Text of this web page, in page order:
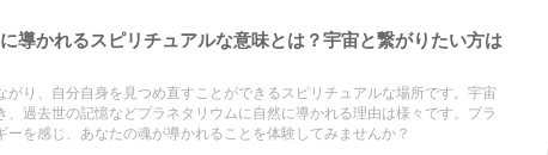
導かれるスピリチュアルな意味とは？宇宙と繋がりたい方は
がり、自分自身を見つめ直すことができるスピリチュアルな場所です。宇宙
、過去世の記憶などプラネタリウムに自然に導かれる理由は様々です。プラ
ーを感じ、あなたの魂が導かれることを体験してみませんか？